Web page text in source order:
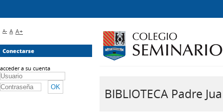
BIBLIOTECA Padre
A- A A+
Conectarse
acceder a su cuenta